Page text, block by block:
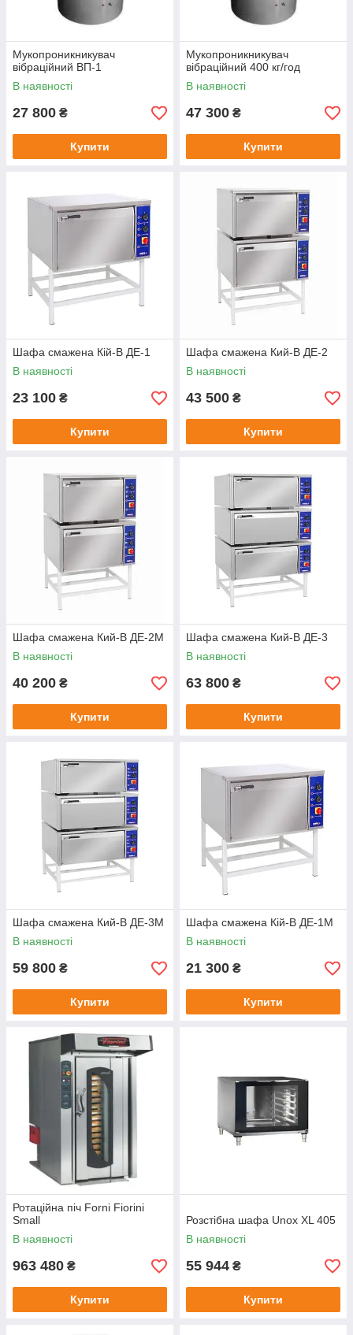
Мукопроникникувач
вібраційний ВП-1
В наявності
27 800 ₴
Купити
Мукопроникникувач
вібраційний 400 кг/год
В наявності
47 300 ₴
Купити
Шафа смажена Кій-В ДЕ-1
В наявності
23 100 ₴
Купити
Шафа смажена Кий-В ДЕ-2
В наявності
43 500 ₴
Купити
Шафа смажена Кий-В ДЕ-2М
В наявності
40 200 ₴
Купити
Шафа смажена Кий-В ДЕ-3
В наявності
63 800 ₴
Купити
Шафа смажена Кий-В ДЕ-3М
В наявності
59 800 ₴
Купити
Шафа смажена Кій-В ДЕ-1М
В наявності
21 300 ₴
Купити
Ротаційна піч Forni Fiorini
Small
В наявності
963 480 ₴
Купити
Розстібна шафа Unox XL 405
В наявності
55 944 ₴
Купити